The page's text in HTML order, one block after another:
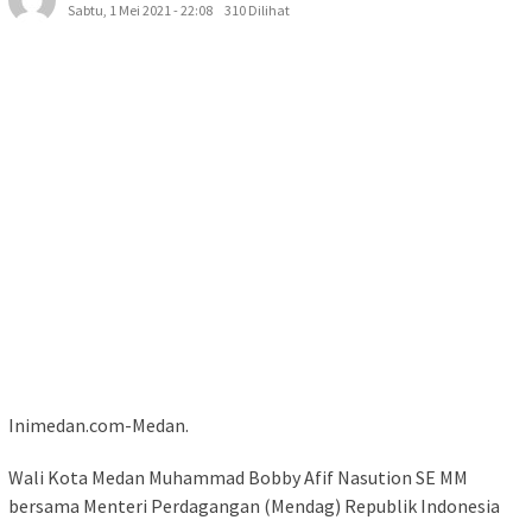
Sabtu, 1 Mei 2021 - 22:08
310 Dilihat
Inimedan.com-Medan.
Wali Kota Medan Muhammad Bobby Afif Nasution SE MM
bersama Menteri Perdagangan (Mendag) Republik Indonesia